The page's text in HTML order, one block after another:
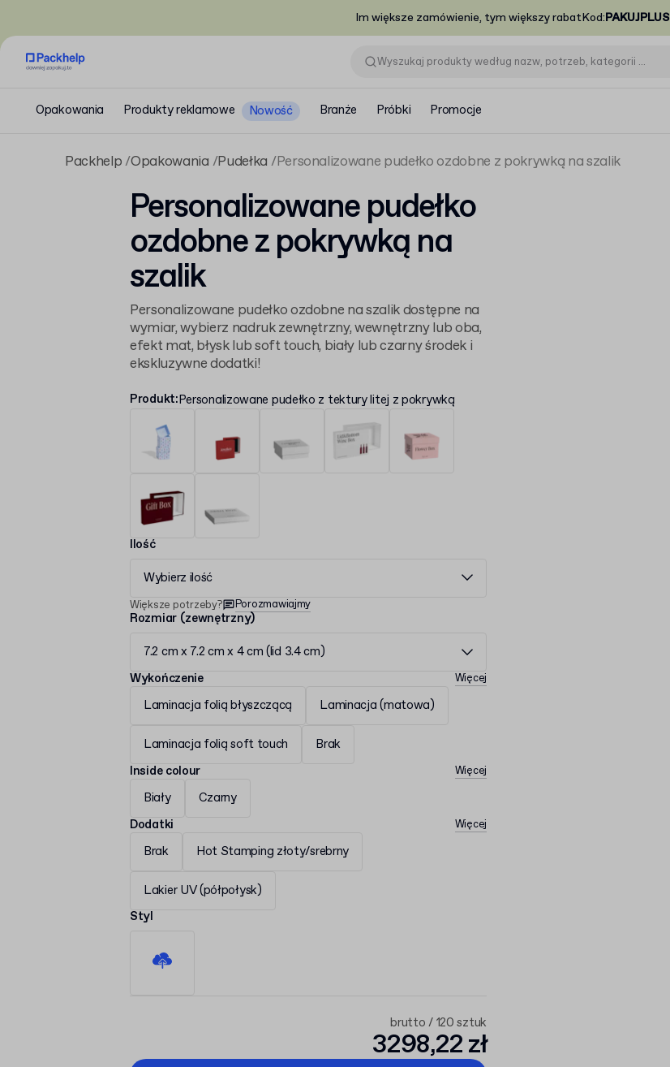
Im większe zamówienie, tym większy rabatKod:PAKUJPLUS
Opakowania Produkty reklamowe Nowość Branże Próbki Promocje
Packhelp Opakowania Pudełka Personalizowane pudełko ozdobne z pokrywką na szalik
Personalizowane pudełko
ozdobne z pokrywką na
szalik
Personalizowane pudełko ozdobne na szalik dostępne na
wymiar, wybierz nadruk zewnętrzny, wewnętrzny lub oba,
efekt mat, błysk lub soft touch, biały lub czarny środek i
ekskluzywne dodatki!
Produkt:Personalizowane pudełko z tektury litej z pokrywką
Ilość
Wybierz ilość
Większe potrzeby? Porozmawiajmy
Rozmiar (zewnętrzny)
7.2 cm x 7.2 cm x 4 cm (lid 3.4 cm)
Wykończenie
Więcej
Laminacja folią błyszczącą Laminacja (matowa)
Laminacja folią soft touch
Brak
Inside colour
Więcej
Biały
Czarny
Dodatki
Więcej
Brak Hot Stamping złoty/srebrny
Lakier UV (półpołysk)
Styl
brutto / 120 sztuk
3298,22 zł